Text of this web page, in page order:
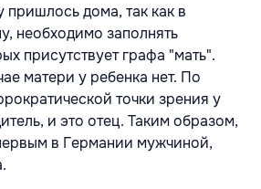
пришлось дома, так как в
необходимо заполнять
присутствует графа "мать".
матери у ребенка нет. По
точки зрения у
и это отец. Таким образом,
в Германии мужчиной,